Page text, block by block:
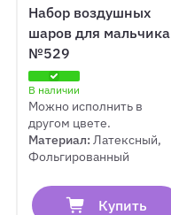
Набор воздушных
шаров для мальчика
№529
В наличии
Можно исполнить в
другом цвете.
Материал: Латексный,
Фольгированный
Купить